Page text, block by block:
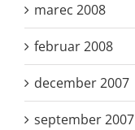
marec 2008
februar 2008
december 2007
september 2007